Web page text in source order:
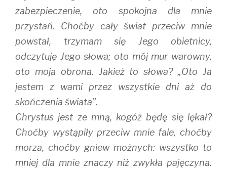
zabezpieczenie, oto spokojna dla mnie
przystań. Choćby cały świat przeciw mnie
powstał, trzymam się Jego obietnicy,
odczytuję Jego słowa; oto mój mur warowny,
oto moja obrona. Jakież to słowa? „Oto Ja
jestem z wami przez wszystkie dni aż do
skończenia świata”.
Chrystus jest ze mną, kogóż będę się lękał?
Choćby wystąpiły przeciw mnie fale, choćby
morza, choćby gniew możnych: wszystko to
mniej dla mnie znaczy niż zwykła pajęczyna.